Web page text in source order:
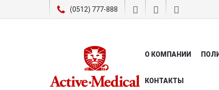
(0512) 777-888
О КОМПАНИИ
КОНТАКТЫ